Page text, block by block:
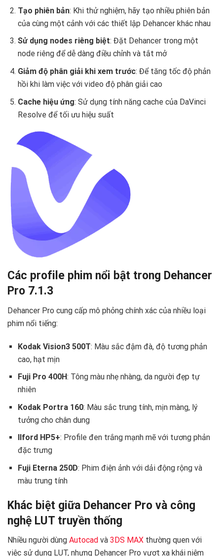
Tạo phiên bản: Khi thử nghiệm, hãy tạo nhiều phiên bản
của cùng một cảnh với các thiết lập Dehancer khác nhau
Sử dụng nodes riêng biệt: Đặt Dehancer trong một
node riêng để dễ dàng điều chỉnh và tắt mở
Giảm độ phân giải khi xem trước: Để tăng tốc độ phản
hồi khi làm việc với video độ phân giải cao
Cache hiệu ứng: Sử dụng tính năng cache của DaVinci
Resolve để tối ưu hiệu suất
Các profile phim nổi bật trong Dehancer
Pro 7.1.3 ️
Dehancer Pro cung cấp mô phỏng chính xác của nhiều loại
phim nổi tiếng:
Kodak Vision3 500T: Màu sắc đậm đà, độ tương phản
cao, hạt mịn
Fuji Pro 400H: Tông màu nhẹ nhàng, da người đẹp tự
nhiên
Kodak Portra 160: Màu sắc trung tính, mịn màng, lý
tưởng cho chân dung
Ilford HP5+: Profile đen trắng mạnh mẽ với tương phản
đặc trưng
Fuji Eterna 250D: Phim điện ảnh với dải động rộng và
màu trung tính
Khác biệt giữa Dehancer Pro và công
nghệ LUT truyền thống
Nhiều người dùng Autocad và 3DS MAX thường quen với
việc sử dụng LUT, nhưng Dehancer Pro vượt xa khái niệm